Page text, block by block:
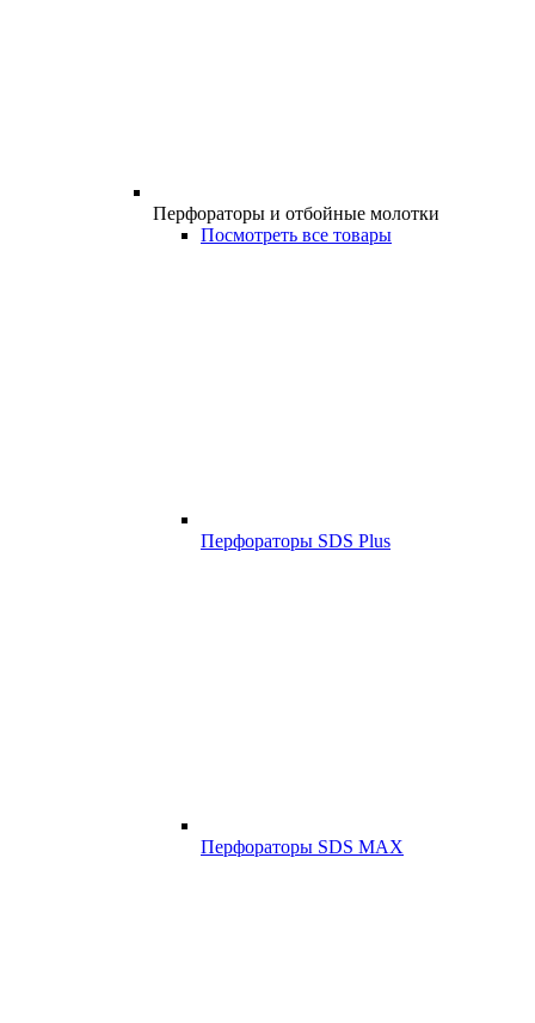
Перфораторы и отбойные молотки
Посмотреть все товары
Перфораторы SDS Plus
Перфораторы SDS MAX